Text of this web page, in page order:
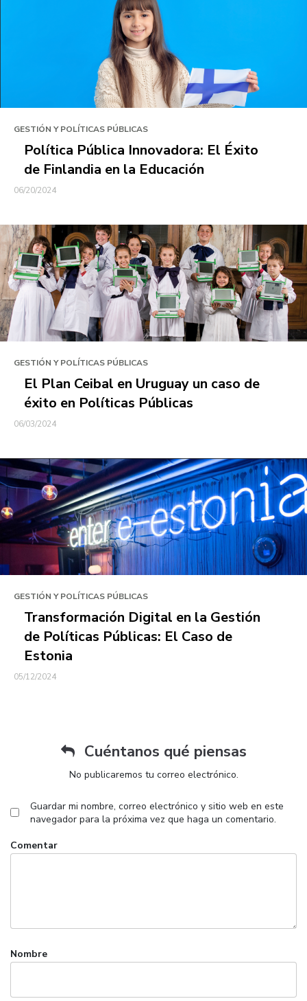
GESTIÓN Y POLÍTICAS PÚBLICAS
Política Pública Innovadora: El Éxito
de Finlandia en la Educación
06/20/2024
GESTIÓN Y POLÍTICAS PÚBLICAS
El Plan Ceibal en Uruguay un caso de
éxito en Políticas Públicas
06/03/2024
GESTIÓN Y POLÍTICAS PÚBLICAS
Transformación Digital en la Gestión
de Políticas Públicas: El Caso de
Estonia
05/12/2024
Cuéntanos qué piensas
No publicaremos tu correo electrónico.
Nombre
Guardar mi nombre, correo electrónico y sitio web en este
navegador para la próxima vez que haga un comentario.
Comentar